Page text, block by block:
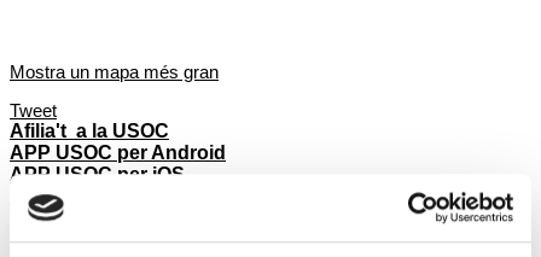
Mostra un mapa més gran
Tweet
Afilia't a la USOC
APP USOC per Android
APP USOC per iOS
Posa't en contacte
Notícies